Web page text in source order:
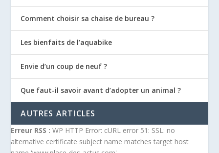
Comment choisir sa chaise de bureau ?
Les bienfaits de l’aquabike
Envie d’un coup de neuf ?
Que faut-il savoir avant d’adopter un animal ?
AUTRES ARTICLES
Erreur RSS : WP HTTP Error: cURL error 51: SSL: no
alternative certificate subject name matches target host